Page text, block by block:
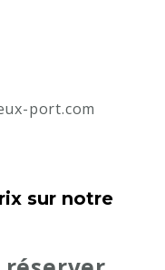
port.com
sur notre